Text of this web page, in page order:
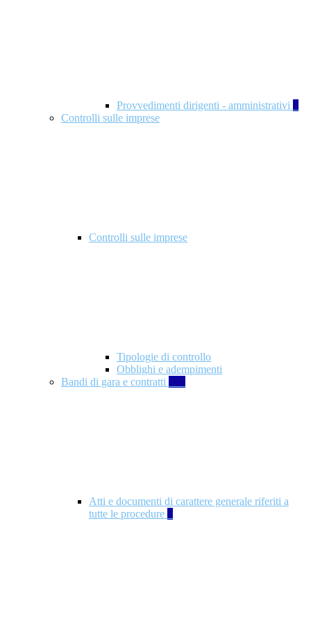
Provvedimenti dirigenti - amministrativi 1
Controlli sulle imprese
Controlli sulle imprese
Tipologie di controllo
Obblighi e adempimenti
Bandi di gara e contratti 326
Atti e documenti di carattere generale riferiti a
tutte le procedure 5